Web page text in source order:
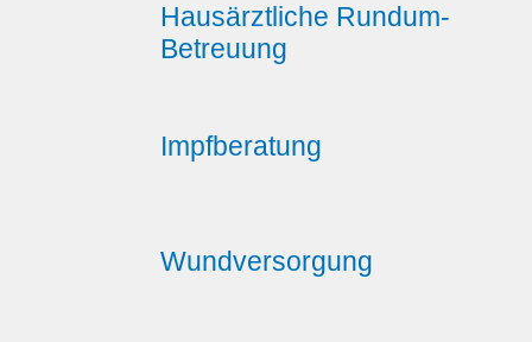
Hausärztliche Rundum-
Betreuung
Impfberatung
Wundversorgung